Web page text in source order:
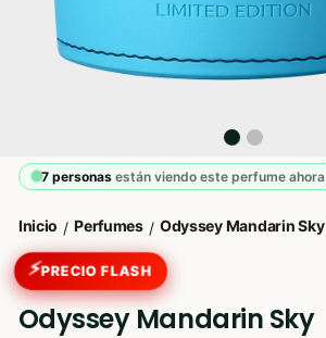
7 personasestán viendo este perfume ahora
Inicio / Perfumes / Odyssey Mandarin Sky
⚡PRECIO FLASH
Odyssey Mandarin Sky